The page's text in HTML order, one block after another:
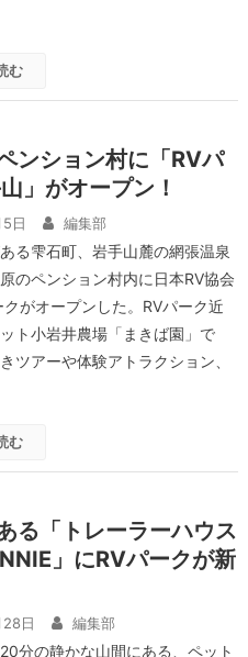
む
ンション村に「RVパ
」がオープン！
日 編集部
る雫石町、岩手山麓の網張温泉
のペンション村内に日本RV協会
がオープンした。RVパーク近
ト小岩井農場「まきば園」で
ツアーや体験アトラクション、
む
る「トレーラーハウス
」にRVパークが新
日 編集部
分の静かな山間にある、ペット